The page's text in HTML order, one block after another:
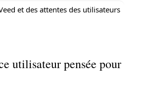
et des attentes des utilisateurs
utilisateur pensée pour